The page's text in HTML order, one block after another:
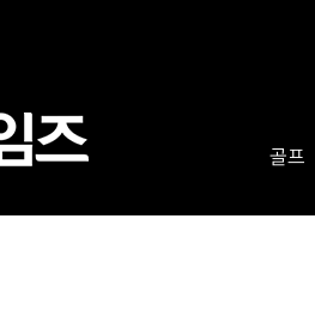
골프